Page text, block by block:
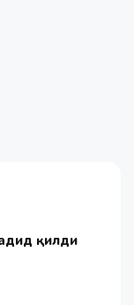
қилди